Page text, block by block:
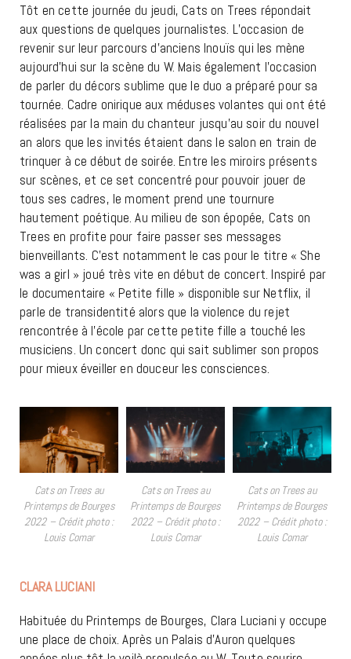
Tôt en cette journée du jeudi, Cats on Trees répondait
aux questions de quelques journalistes. L’occasion de
revenir sur leur parcours d’anciens Inouïs qui les mène
aujourd’hui sur la scène du W. Mais également l’occasion
de parler du décors sublime que le duo a préparé pour sa
tournée. Cadre onirique aux méduses volantes qui ont été
réalisées par la main du chanteur jusqu’au soir du nouvel
an alors que les invités étaient dans le salon en train de
trinquer à ce début de soirée. Entre les miroirs présents
sur scènes, et ce set concentré pour pouvoir jouer de
tous ses cadres, le moment prend une tournure
hautement poétique. Au milieu de son épopée, Cats on
Trees en profite pour faire passer ses messages
bienveillants. C’est notamment le cas pour le titre « She
was a girl » joué très vite en début de concert. Inspiré par
le documentaire « Petite fille » disponible sur Netflix, il
parle de transidentité alors que la violence du rejet
rencontrée à l’école par cette petite fille a touché les
musiciens. Un concert donc qui sait sublimer son propos
pour mieux éveiller en douceur les consciences.
Cats on Trees au
Printemps de Bourges
2022 – Crédit photo :
Louis Comar
Cats on Trees au
Printemps de Bourges
2022 – Crédit photo :
Louis Comar
Cats on Trees au
Printemps de Bourges
2022 – Crédit photo :
Louis Comar
CLARA LUCIANI
Habituée du Printemps de Bourges, Clara Luciani y occupe
une place de choix. Après un Palais d’Auron quelques